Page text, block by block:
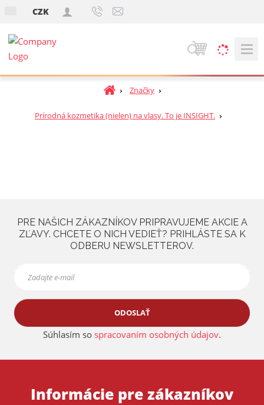
CZK
V
h
d
Ú
o
n
a
Značky
Prírodná kozmetika (nielen) na vlasy. To je INSIGHT.
PRE NAŠICH ZÁKAZNÍKOV PRIPRAVUJEME AKCIE A
ZĽAVY. CHCETE O NICH VEDIEŤ? PRIHLÁSTE SA K
ODBERU NEWSLETTEROV.
ODOSLAŤ
Súhlasím so spracovaním osobných údajov.
Informácie pre zákazníkov